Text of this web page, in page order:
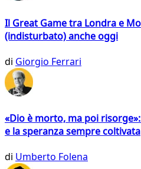
Il Great Game tra Londra e
(indisturbato) anche oggi
di Giorgio Ferrari
«Dio è morto, ma poi
e la speranza sempre coltivata
di Umberto Folena